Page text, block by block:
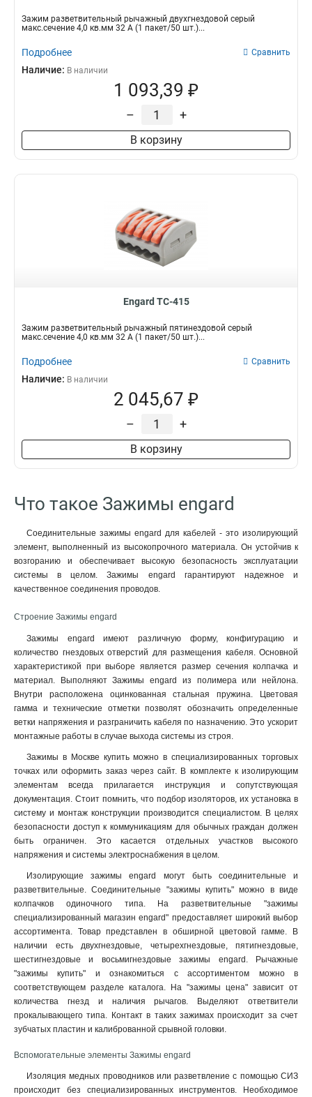
Зажим разветвительный рычажный двухгнездовой серый
макс.сечение 4,0 кв.мм 32 А (1 пакет/50 шт.)...
Подробнее Сравнить
Наличие: В наличии
1 093,39 ₽
– +
В корзину
Engard TC-415
Зажим разветвительный рычажный пятинездовой серый
макс.сечение 4,0 кв.мм 32 А (1 пакет/50 шт.)...
Подробнее Сравнить
Наличие: В наличии
2 045,67 ₽
– +
В корзину
Что такое Зажимы engard
Соединительные зажимы engard для кабелей - это изолирующий
элемент, выполненный из высокопрочного материала. Он устойчив к
возгоранию и обеспечивает высокую безопасность эксплуатации
системы в целом. Зажимы engard гарантируют надежное и
качественное соединения проводов.
Строение Зажимы engard
Зажимы engard имеют различную форму, конфигурацию и
количество гнездовых отверстий для размещения кабеля. Основной
характеристикой при выборе является размер сечения колпачка и
материал. Выполняют Зажимы engard из полимера или нейлона.
Внутри расположена оцинкованная стальная пружина. Цветовая
гамма и технические отметки позволят обозначить определенные
ветки напряжения и разграничить кабеля по назначению. Это ускорит
монтажные работы в случае выхода системы из строя.
Зажимы в Москве купить можно в специализированных торговых
точках или оформить заказ через сайт. В комплекте к изолирующим
элементам всегда прилагается инструкция и сопутствующая
документация. Стоит помнить, что подбор изоляторов, их установка в
систему и монтаж конструкции производится специалистом. В целях
безопасности доступ к коммуникациям для обычных граждан должен
быть ограничен. Это касается отдельных участков высокого
напряжения и системы электроснабжения в целом.
Изолирующие зажимы engard могут быть соединительные и
разветвительные. Соединительные "зажимы купить" можно в виде
колпачков одиночного типа. На разветвительные "зажимы
специализированный магазин engard" предоставляет широкий выбор
ассортимента. Товар представлен в обширной цветовой гамме. В
наличии есть двухгнездовые, четырехгнездовые, пятигнездовые,
шестигнездовые и восьмигнездовые зажимы engard. Рычажные
"зажимы купить" и ознакомиться с ассортиментом можно в
соответствующем разделе каталога. На "зажимы цена" зависит от
количества гнезд и наличия рычагов. Выделяют ответвители
прокалывающего типа. Контакт в таких зажимах происходит за счет
зубчатых пластин и калиброванной срывной головки.
Вспомогательные элементы Зажимы engard
Изоляция медных проводников или разветвление с помощью СИЗ
происходит без специализированных инструментов. Необходимое